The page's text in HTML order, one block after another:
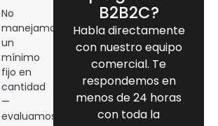
No
manejamos
un
mínimo
fijo en
cantidad
—
evaluamos
B2B2C?
Habla directamente
con nuestro equipo
comercial. Te
respondemos en
menos de 24 horas
con toda la